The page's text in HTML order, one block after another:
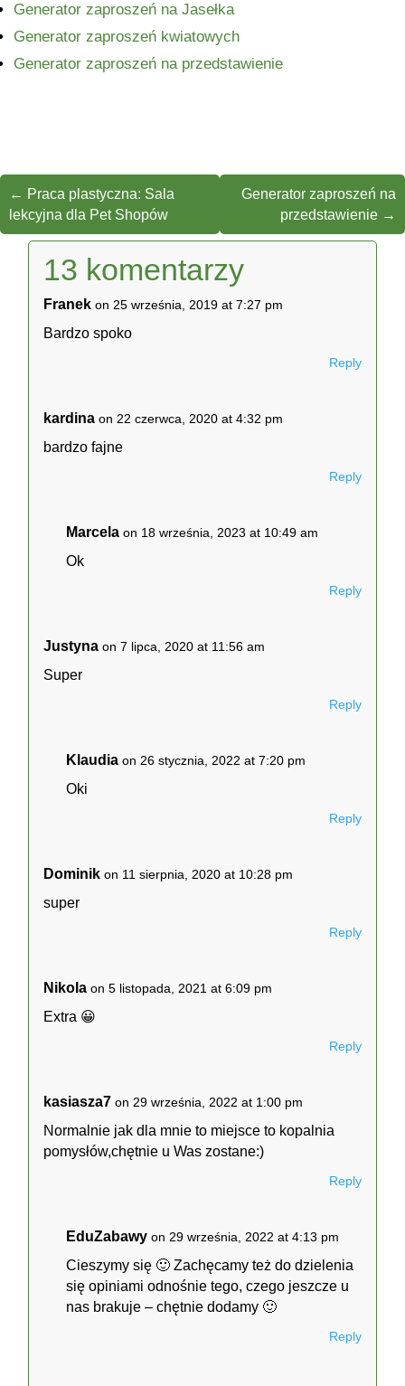
Generator zaproszeń na Jasełka
Generator zaproszeń kwiatowych
Generator zaproszeń na przedstawienie
← Praca plastyczna: Sala
lekcyjna dla Pet Shopów
Generator zaproszeń na
przedstawienie →
13 komentarzy
Franek on 25 września, 2019 at 7:27 pm
Bardzo spoko
Reply
kardina on 22 czerwca, 2020 at 4:32 pm
bardzo fajne
Reply
Marcela on 18 września, 2023 at 10:49 am
Ok
Reply
Justyna on 7 lipca, 2020 at 11:56 am
Super
Reply
Klaudia on 26 stycznia, 2022 at 7:20 pm
Oki
Reply
Dominik on 11 sierpnia, 2020 at 10:28 pm
super
Reply
Nikola on 5 listopada, 2021 at 6:09 pm
Extra 😀
Reply
kasiasza7 on 29 września, 2022 at 1:00 pm
Normalnie jak dla mnie to miejsce to kopalnia
pomysłów,chętnie u Was zostane:)
Reply
EduZabawy on 29 września, 2022 at 4:13 pm
Cieszymy się 🙂 Zachęcamy też do dzielenia
się opiniami odnośnie tego, czego jeszcze u
nas brakuje – chętnie dodamy 🙂
Reply